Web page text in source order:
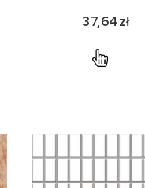
37,64zł